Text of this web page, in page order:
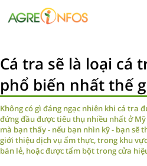
Cá tra sẽ là loại cá
phổ biến nhất thế
Không có gì đáng ngạc nhiên khi cá tra
đứng đầu được tiêu thụ nhiều nhất ở
mà bạn thấy - nếu bạn nhìn kỹ - bạn sẽ
giới thiệu dịch vụ ẩm thực, trong khu
bán lẻ, hoặc được tẩm bột trong cửa